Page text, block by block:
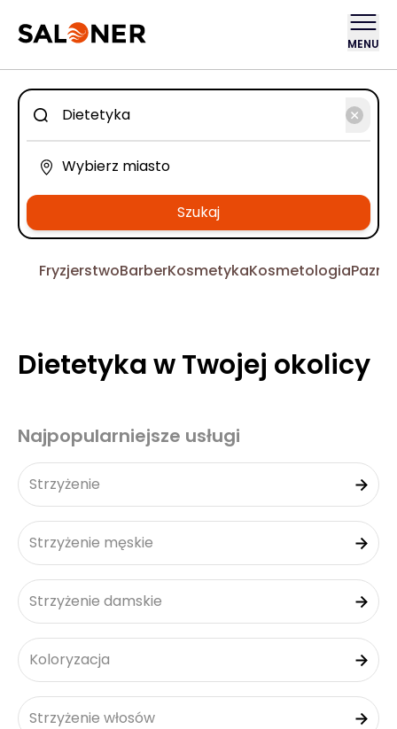
MENU
Szukaj
FryzjerstwoBarberKosmetykaKosmetologia
Dietetyka w Twojej okolicy
Najpopularniejsze usługi
Strzyżenie
Strzyżenie męskie
Strzyżenie damskie
Koloryzacja
Strzyżenie włosów